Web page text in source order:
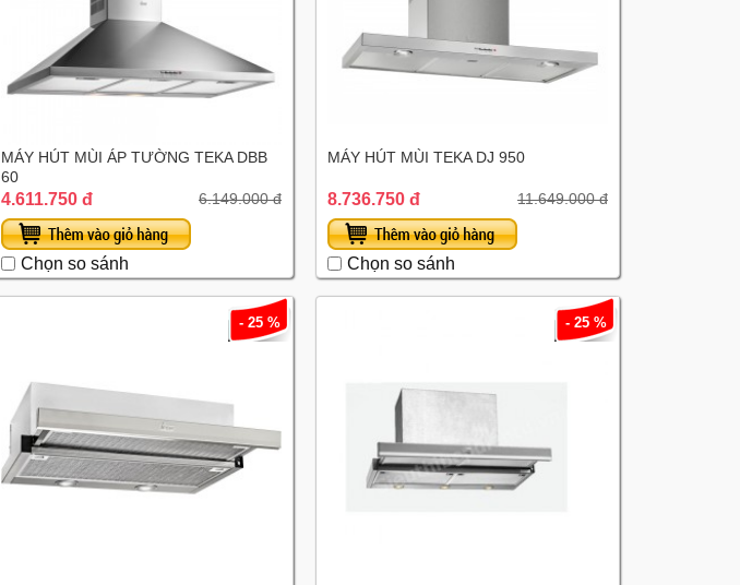
MÁY HÚT MÙI ÁP TƯỜNG TEKA DBB
60
4.611.750 đ 6.149.000 đ
Chọn so sánh
MÁY HÚT MÙI TEKA DJ 950
8.736.750 đ 11.649.000 đ
Chọn so sánh
- 25 % - 25 %